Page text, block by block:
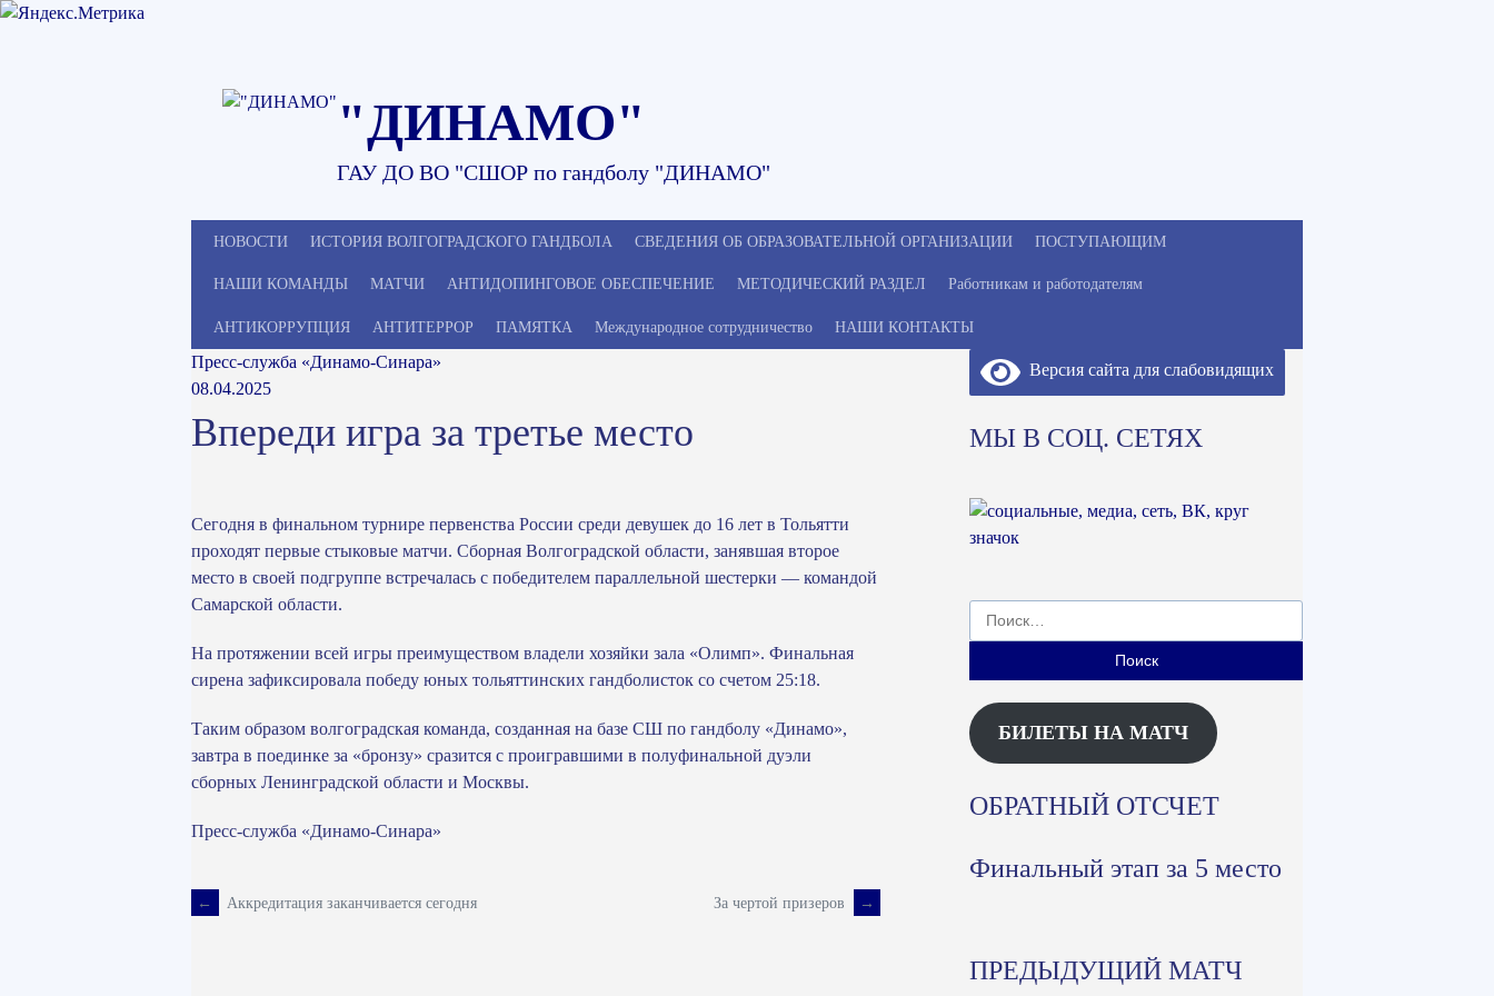
"ДИНАМО"
ГАУ ДО ВО "СШОР по гандболу "ДИНАМО"
НОВОСТИ ИСТОРИЯ ВОЛГОГРАДСКОГО ГАНДБОЛА СВЕДЕНИЯ ОБ ОБРАЗОВАТЕЛЬНОЙ ОРГАНИЗАЦИИ ПОСТУПАЮЩИМ
НАШИ КОМАНДЫ МАТЧИ АНТИДОПИНГОВОЕ ОБЕСПЕЧЕНИЕ МЕТОДИЧЕСКИЙ РАЗДЕЛ Работникам и работодателям
АНТИКОРРУПЦИЯ АНТИТЕРРОР ПАМЯТКА Международное сотрудничество НАШИ КОНТАКТЫ
Пресс-служба «Динамо-Синара»
08.04.2025
Впереди игра за третье место
Сегодня в финальном турнире первенства России среди девушек до 16 лет в Тольятти
проходят первые стыковые матчи. Сборная Волгоградской области, занявшая второе
место в своей подгруппе встречалась с победителем параллельной шестерки — командой
Самарской области.
На протяжении всей игры преимуществом владели хозяйки зала «Олимп». Финальная
сирена зафиксировала победу юных тольяттинских гандболисток со счетом 25:18.
Таким образом волгоградская команда, созданная на базе СШ по гандболу «Динамо»,
завтра в поединке за «бронзу» сразится с проигравшими в полуфинальной дуэли
сборных Ленинградской области и Москвы.
Пресс-служба «Динамо-Синара»
Навигация
← Аккредитация заканчивается сегодня За чертой призеров →
Версия сайта для слабовидящих
МЫ В СОЦ. СЕТЯХ
Найти:
БИЛЕТЫ НА МАТЧ
ОБРАТНЫЙ ОТСЧЕТ
Финальный этап за 5 место
ПРЕДЫДУЩИЙ МАТЧ